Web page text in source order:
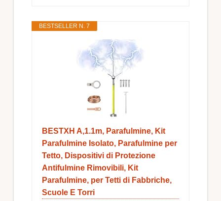
BESTSELLER N. 7
BESTXH A,1.1m, Parafulmine, Kit
Parafulmine Isolato, Parafulmine per
Tetto, Dispositivi di Protezione
Antifulmine Rimovibili, Kit
Parafulmine, per Tetti di Fabbriche,
Scuole E Torri